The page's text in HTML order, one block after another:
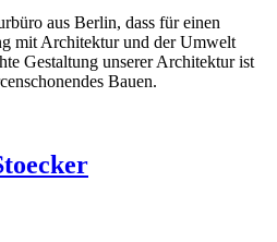
aus Berlin, dass für einen
mit Architektur und der Umwelt
Gestaltung unserer Architektur ist
Bauen.